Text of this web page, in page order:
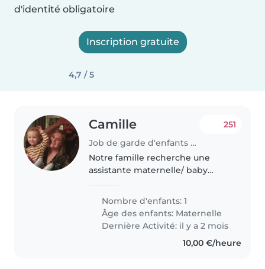
d'identité obligatoire
Inscription gratuite
4,7 / 5
Camille
Job de garde d'enfants à Roubaix
251
Notre famille recherche une
assistante maternelle/ baby
notre petit garçon Henri qui aura
3 ans en novembre prochain .
Nous cherchons quelqu'un qui..
Nombre d'enfants: 1
Âge des enfants: Maternelle
Dernière Activité: il y a 2 mois
10,00 €/heure